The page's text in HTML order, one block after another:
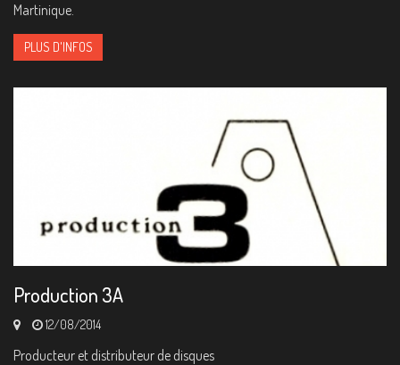
Martinique.
PLUS D'INFOS
Production 3A
12/08/2014
Producteur et distributeur de disques